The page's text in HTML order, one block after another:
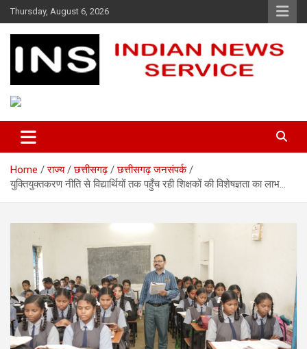
Skip
to
content
Thursday, August 6, 2026
Indian News Service
Home राज्य छत्तीसगढ़
छत्तीसगढ़ जनसंपर्क
युक्तियुक्तकरण नीति से विद्यार्थियों तक पहुँच रही शिक्षकों की विशेषज्ञता का लाभ…